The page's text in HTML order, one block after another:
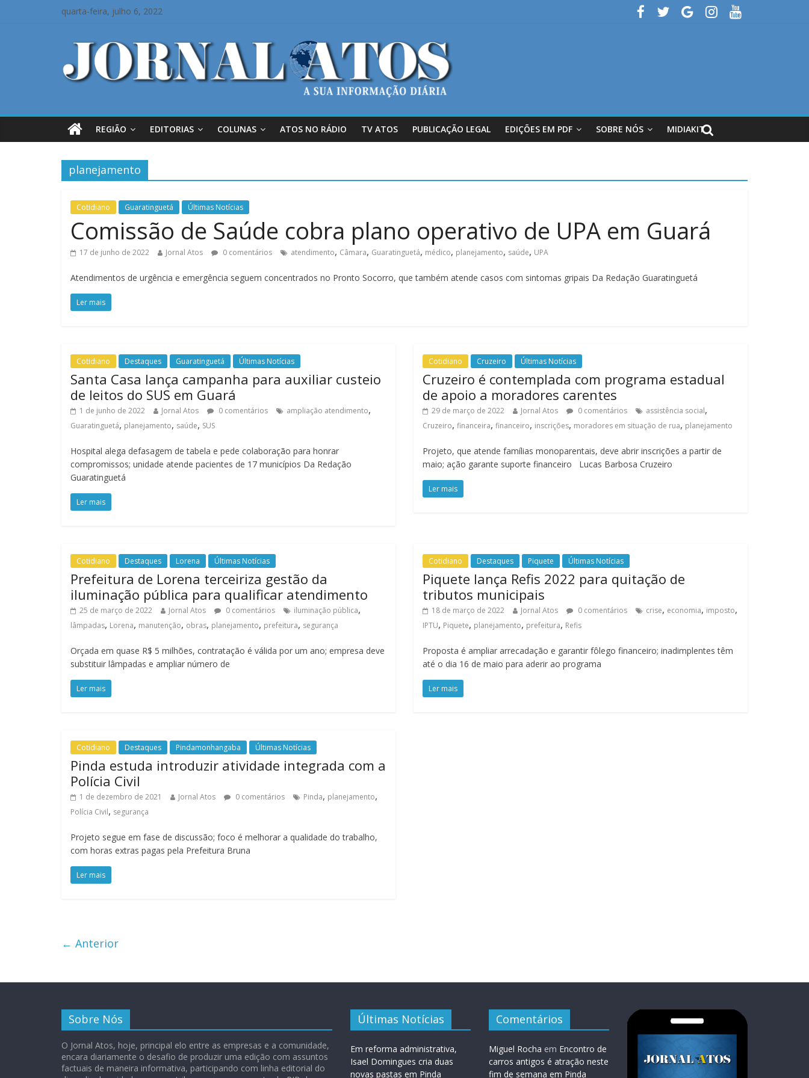
quarta-feira, julho 6, 2022
REGIÃO EDITORIAS COLUNAS ATOS NO RÁDIO TV ATOS PUBLICAÇÃO LEGAL EDIÇÕES EM PDF SOBRE NÓS MIDIAKIT
planejamento
Cotidiano Guaratinguetá Últimas Notícias
Comissão de Saúde cobra plano operativo de UPA em Guará
17 de junho de 2022 Jornal Atos 0 comentários atendimento, Câmara, Guaratinguetá, médico, planejamento, saúde, UPA
Atendimentos de urgência e emergência seguem concentrados no Pronto Socorro, que também atende casos com sintomas gripais Da Redação Guaratinguetá
Ler mais
Cotidiano Destaques Guaratinguetá Últimas Notícias
Santa Casa lança campanha para auxiliar custeio
de leitos do SUS em Guará
1 de junho de 2022 Jornal Atos 0 comentários ampliação atendimento,
Guaratinguetá, planejamento, saúde, SUS
Hospital alega defasagem de tabela e pede colaboração para honrar
compromissos; unidade atende pacientes de 17 municípios Da Redação
Guaratinguetá
Ler mais
Cotidiano Cruzeiro Últimas Notícias
Cruzeiro é contemplada com programa estadual
de apoio a moradores carentes
29 de março de 2022 Jornal Atos 0 comentários assistência social,
Cruzeiro, financeira, financeiro, inscrições, moradores em situação de rua, planejamento
Projeto, que atende famílias monoparentais, deve abrir inscrições a partir de
maio; ação garante suporte financeiro Lucas Barbosa Cruzeiro
Ler mais
Cotidiano Destaques Lorena Últimas Notícias
Prefeitura de Lorena terceiriza gestão da
iluminação pública para qualificar atendimento
25 de março de 2022 Jornal Atos 0 comentários iluminação pública,
lâmpadas, Lorena, manutenção, obras, planejamento, prefeitura, segurança
Orçada em quase R$ 5 milhões, contratação é válida por um ano; empresa deve
substituir lâmpadas e ampliar número de
Ler mais
Cotidiano Destaques Piquete Últimas Notícias
Piquete lança Refis 2022 para quitação de
tributos municipais
18 de março de 2022 Jornal Atos 0 comentários crise, economia, imposto,
IPTU, Piquete, planejamento, prefeitura, Refis
Proposta é ampliar arrecadação e garantir fôlego financeiro; inadimplentes têm
até o dia 16 de maio para aderir ao programa
Ler mais
Cotidiano Destaques Pindamonhangaba Últimas Notícias
Pinda estuda introduzir atividade integrada com a
Polícia Civil
1 de dezembro de 2021 Jornal Atos 0 comentários Pinda, planejamento,
Polícia Civil, segurança
Projeto segue em fase de discussão; foco é melhorar a qualidade do trabalho,
com horas extras pagas pela Prefeitura Bruna
Ler mais
← Anterior
Sobre Nós
O Jornal Atos, hoje, principal elo entre as empresas e a comunidade,
encara diariamente o desafio de produzir uma edição com assuntos
factuais de maneira informativa, participando com linha editorial do
Últimas Notícias
Em reforma administrativa,
Isael Domingues cria duas
novas pastas em Pinda
Comentários
Miguel Rocha em Encontro de
carros antigos é atração neste
fim de semana em Pinda